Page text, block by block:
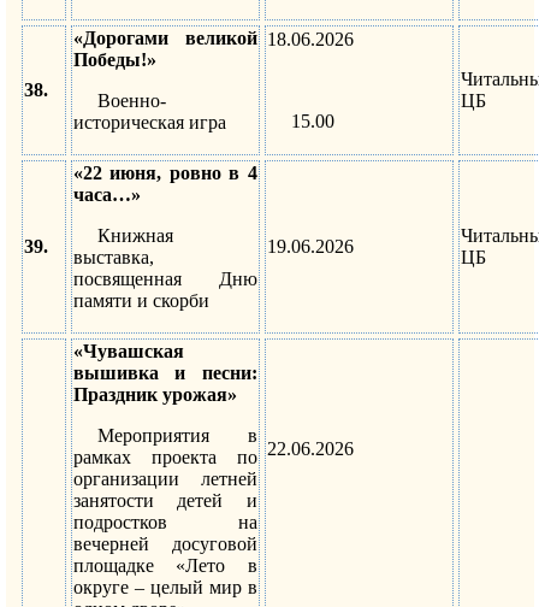
38.
«Дорогами великой
Победы!»
Военно-
историческая игра
18.06.2026
15.00
ЦБ
39.
«22 июня, ровно в 4
часа…»
Книжная
выставка,
посвященная Дню
памяти и скорби
19.06.2026
ЦБ
«Чувашская
вышивка и песни:
Праздник урожая»
Мероприятия в
рамках проекта по
организации летней
занятости детей и
подростков на
вечерней досуговой
площадке «Лето в
округе – целый мир в
22.06.2026